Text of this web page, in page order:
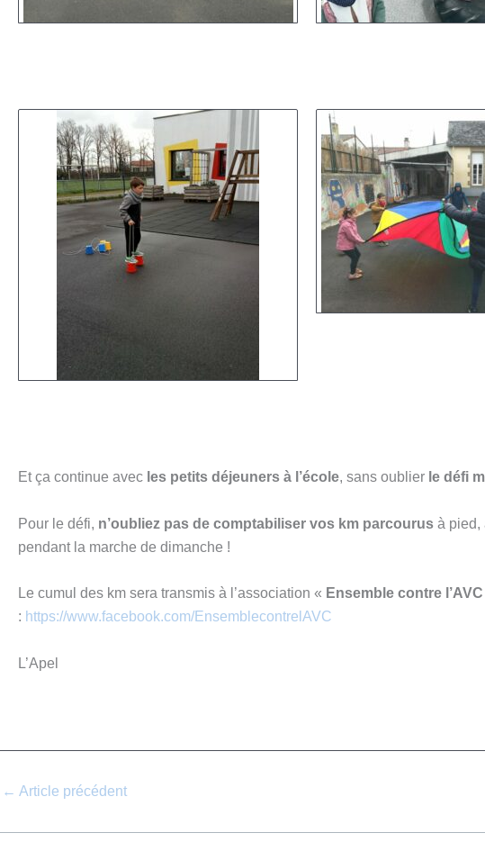
Et ça continue avec les petits déjeuners à l’école, sans oublier le défi
Pour le défi, n’oubliez pas de comptabiliser vos km parcourus à pied,
pendant la marche de dimanche !
Le cumul des km sera transmis à l’association « Ensemble contre l’AVC
: https://www.facebook.com/EnsemblecontrelAVC
L’Apel
← Article précédent